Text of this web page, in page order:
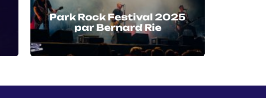
Park Rock Festival 2025
par Bernard Rie